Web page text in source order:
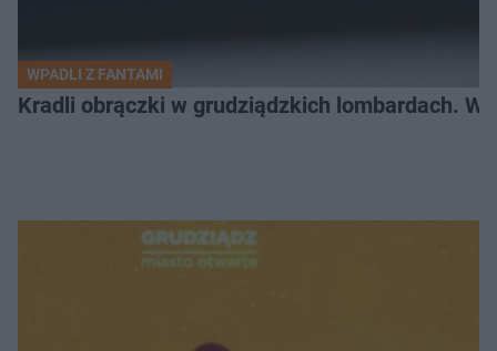
WPADLI Z FANTAMI
Kradli obrączki w grudziądzkich lombardach.